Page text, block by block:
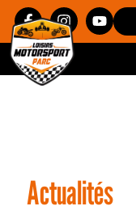
Actualités